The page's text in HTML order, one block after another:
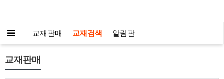
교재판매 교재검색 알림판
교재판매